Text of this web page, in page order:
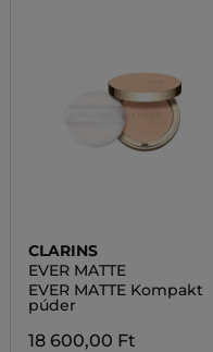
CLARINS
EVER MATTE
EVER MATTE Kompakt
púder
18 600,00 Ft